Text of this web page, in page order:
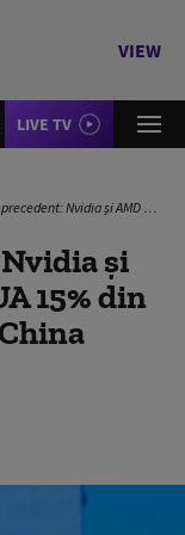
VIEW
LIVE TV
și AMD vor plăti către SUA 15% din veniturile realizate în China
și
15% din